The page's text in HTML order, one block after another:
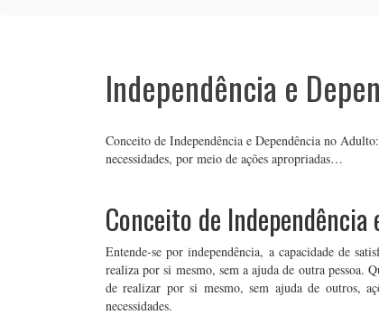
Independência e
Conceito de Independência e Dependência no
necessidades, por meio de ações apropriadas…
Conceito de
Entende-se por independência, a capacidade de
realiza por si mesmo, sem a ajuda de outra pessoa.
de realizar por si mesmo, sem ajuda de outros,
necessidades.